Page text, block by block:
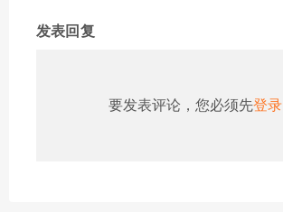
发表回复
要发表评论，您必须先登录